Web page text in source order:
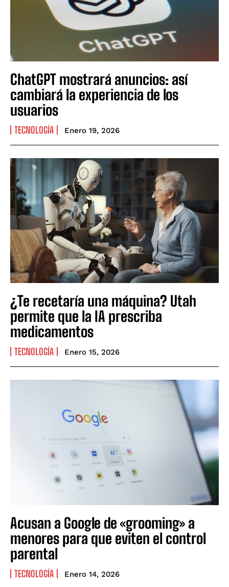
ChatGPT mostrará anuncios: así
cambiará la experiencia de los
usuarios
TECNOLOGÍA Enero 19, 2026
¿Te recetaría una máquina? Utah
permite que la IA prescriba
medicamentos
TECNOLOGÍA Enero 15, 2026
Acusan a Google de «grooming» a
menores para que eviten el control
parental
TECNOLOGÍA Enero 14, 2026